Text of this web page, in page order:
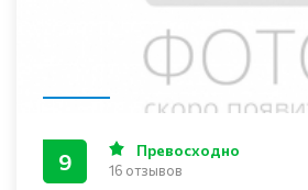
9 Превосходно
16 отзывов